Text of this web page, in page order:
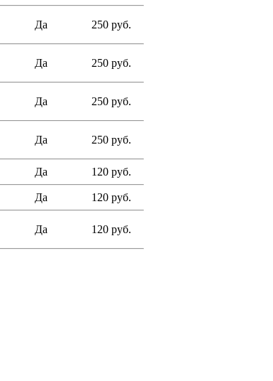
Да 250 руб.
Да 250 руб.
Да 250 руб.
Да 250 руб.
Да 120 руб.
Да 120 руб.
Да 120 руб.